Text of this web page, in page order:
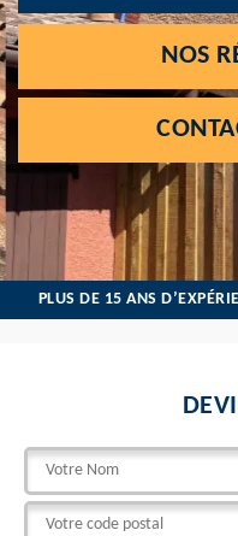
NOS
PLUS DE 15 ANS